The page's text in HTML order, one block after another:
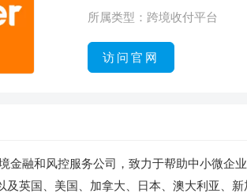
所属类型： 跨境收付平台
访问官网
金融和风控服务公司，致力于帮助中小微
英国、美国、加拿大、日本、澳大利亚、新